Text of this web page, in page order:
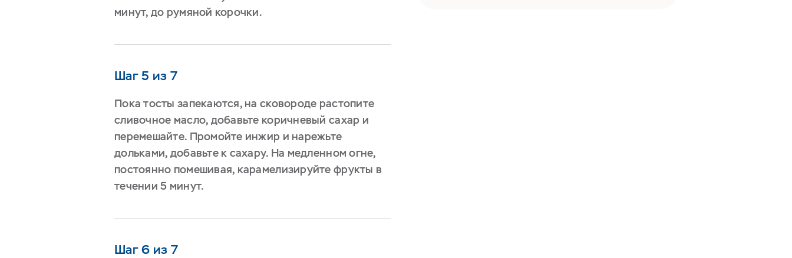
минут, до румяной корочки.
Шаг 5 из 7
Пока тосты запекаются, на сковороде растопите
сливочное масло, добавьте коричневый сахар и
перемешайте. Промойте инжир и нарежьте
дольками, добавьте к сахару. На медленном огне,
постоянно помешивая, карамелизируйте фрукты в
течении 5 минут.
Шаг 6 из 7